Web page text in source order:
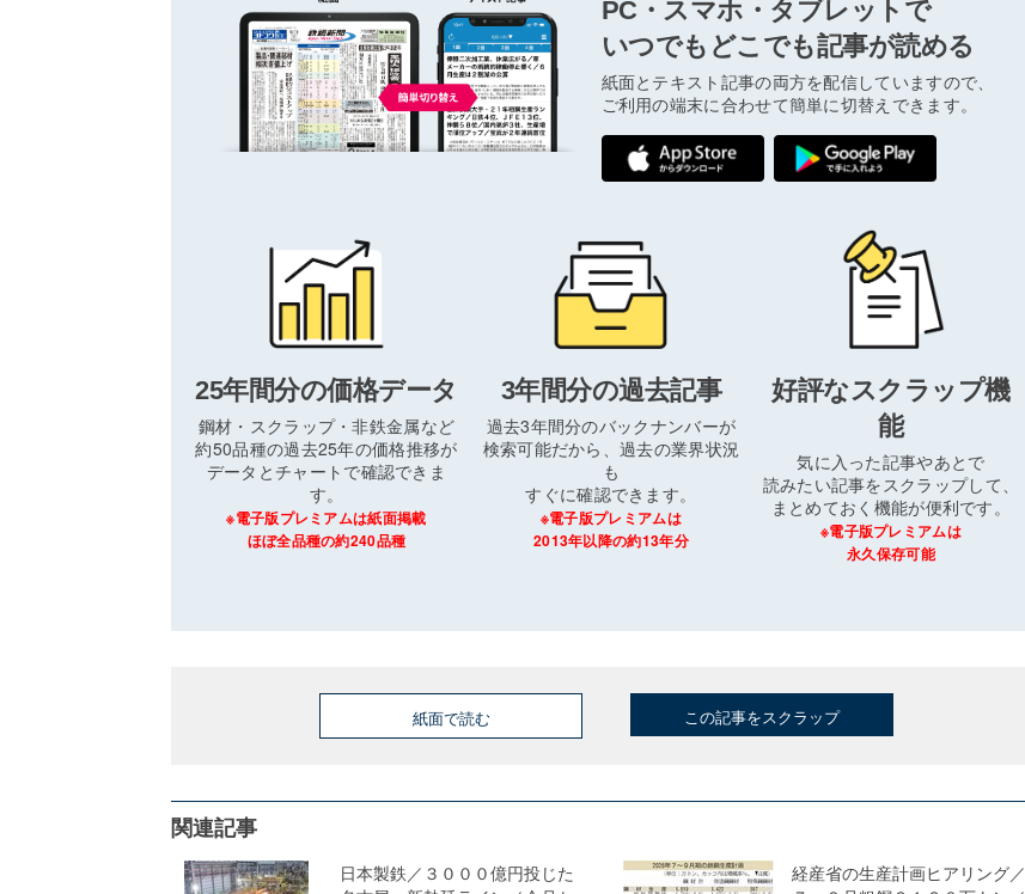
PC・スマホ・タブレットで
いつでもどこでも記事が読める
紙面とテキスト記事の両方を配信していますので、
ご利用の端末に合わせて簡単に切替えできます。
25年間分の価格データ
鋼材・スクラップ・非鉄金属など
約50品種の過去25年の価格推移が
データとチャートで確認できま
す。
※電子版プレミアムは紙面掲載
ほぼ全品種の約240品種
3年間分の過去記事
過去3年間分のバックナンバーが
検索可能だから、過去の業界状況
も
すぐに確認できます。
※電子版プレミアムは
2013年以降の約13年分
好評なスクラップ機
能
気に入った記事やあとで
読みたい記事をスクラップして、
まとめておく機能が便利です。
※電子版プレミアムは
永久保存可能
紙面で読む この記事をスクラップ
関連記事
日本製鉄／３０００億円投じた
経産省の生産計画ヒアリング／